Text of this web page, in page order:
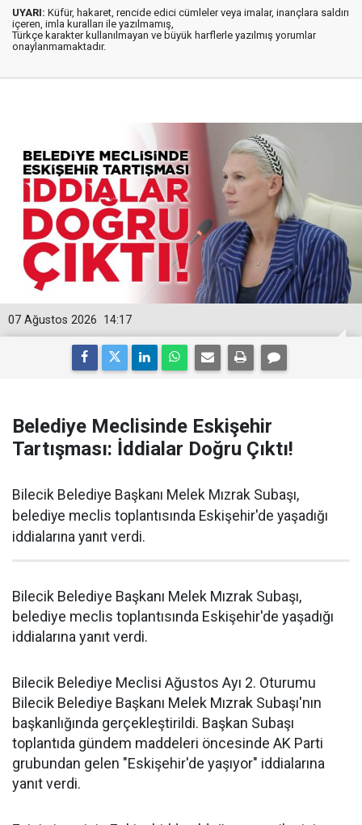
UYARI: Küfür, hakaret, rencide edici cümleler veya imalar, inançlara saldırı
içeren, imla kuralları ile yazılmamış,
Türkçe karakter kullanılmayan ve büyük harflerle yazılmış yorumlar
onaylanmamaktadır.
14:17
07 Ağustos 2026
Belediye Meclisinde Eskişehir
Tartışması: İddialar Doğru Çıktı!
Bilecik Belediye Başkanı Melek Mızrak Subaşı,
belediye meclis toplantısında Eskişehir'de yaşadığı
iddialarına yanıt verdi.
Bilecik Belediye Başkanı Melek Mızrak Subaşı,
belediye meclis toplantısında Eskişehir'de yaşadığı
iddialarına yanıt verdi.
Bilecik Belediye Meclisi Ağustos Ayı 2. Oturumu
Bilecik Belediye Başkanı Melek Mızrak Subaşı'nın
başkanlığında gerçekleştirildi. Başkan Subaşı
toplantıda gündem maddeleri öncesinde AK Parti
grubundan gelen "Eskişehir'de yaşıyor" iddialarına
yanıt verdi.